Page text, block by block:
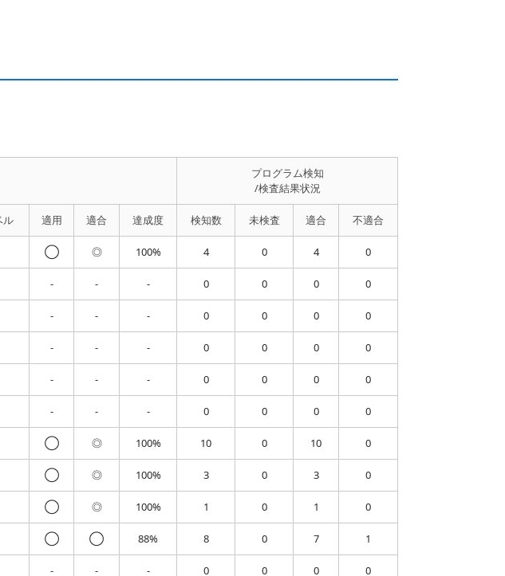
プログラム検知
/検査結果状況
ル 適用 適合 達成度 検知数 未検査 適合 不適合
◯ ◎ 100% 4 0 4 0
- - - 0 0 0 0
- - - 0 0 0 0
- - - 0 0 0 0
- - - 0 0 0 0
- - - 0 0 0 0
◯ ◎ 100% 10 0 10 0
◯ ◎ 100% 3 0 3 0
◯ ◎ 100% 1 0 1 0
◯ ◯ 88% 8 0 7 1
- - - 0 0 0 0